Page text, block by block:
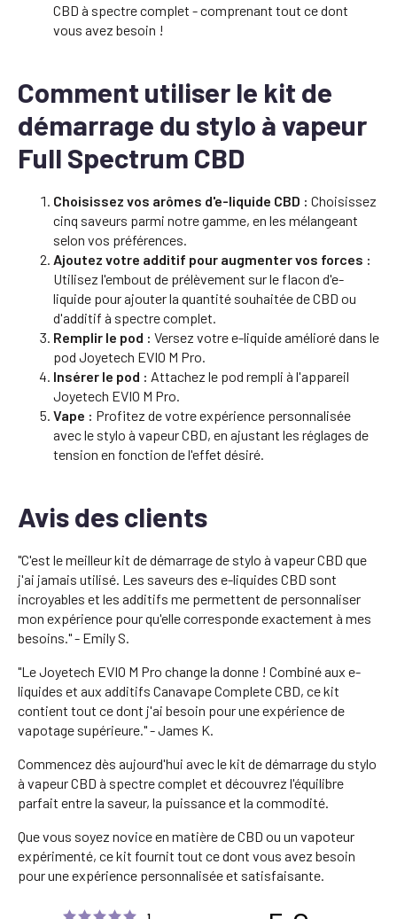
CBD à spectre complet - comprenant tout ce dont
vous avez besoin !
Comment utiliser le kit de
démarrage du stylo à vapeur
Full Spectrum CBD
Choisissez vos arômes d'e-liquide CBD : Choisissez
cinq saveurs parmi notre gamme, en les mélangeant
selon vos préférences.
Ajoutez votre additif pour augmenter vos forces :
Utilisez l'embout de prélèvement sur le flacon d'e-
liquide pour ajouter la quantité souhaitée de CBD ou
d'additif à spectre complet.
Remplir le pod : Versez votre e-liquide amélioré dans le
pod Joyetech EVIO M Pro.
Insérer le pod : Attachez le pod rempli à l'appareil
Joyetech EVIO M Pro.
Vape : Profitez de votre expérience personnalisée
avec le stylo à vapeur CBD, en ajustant les réglages de
tension en fonction de l'effet désiré.
Avis des clients
"C'est le meilleur kit de démarrage de stylo à vapeur CBD que
j'ai jamais utilisé. Les saveurs des e-liquides CBD sont
incroyables et les additifs me permettent de personnaliser
mon expérience pour qu'elle corresponde exactement à mes
besoins." - Emily S.
"Le Joyetech EVIO M Pro change la donne ! Combiné aux e-
liquides et aux additifs Canavape Complete CBD, ce kit
contient tout ce dont j'ai besoin pour une expérience de
vapotage supérieure." - James K.
Commencez dès aujourd'hui avec le kit de démarrage du stylo
à vapeur CBD à spectre complet et découvrez l'équilibre
parfait entre la saveur, la puissance et la commodité.
Que vous soyez novice en matière de CBD ou un vapoteur
expérimenté, ce kit fournit tout ce dont vous avez besoin
pour une expérience personnalisée et satisfaisante.
Rating 5 out of 5 stars
1